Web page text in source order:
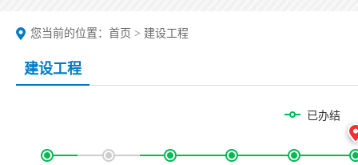
您当前的位置： 首页 > 建设工程
建设工程
已办结